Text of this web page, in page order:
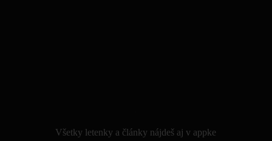
Všetky letenky a články nájdeš aj v appke